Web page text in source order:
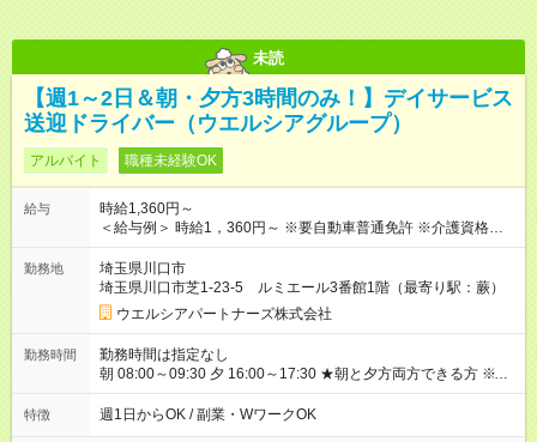
未読
【週1～2日＆朝・夕方3時間のみ！】デイサービス
送迎ドライバー（ウエルシアグループ）
アルバイト 職種未経験OK
給与
時給1,360円～
＜給与例＞ 時給1，360円～ ※要自動車普通免許 ※介護資格不問
〇固定残業なし （残業代別途全額支給） ※交通費の支給はあり
ません。 【試用期間】試用期間なし
勤務地
埼玉県川口市
埼玉県川口市芝1-23-5 ルミエール3番館1階（最寄り駅：蕨）
ウエルシアパートナーズ株式会社
勤務時間
勤務時間は指定なし
朝 08:00～09:30 夕 16:00～17:30 ★朝と夕方両方できる方 ※交
通事情などにより、 時間は多少前後します。 -------------------------
---- 月～土曜の中、週1～2日 ※土曜、祝日働ける方 ※朝夕どちら
特徴 週1日からOK / 副業・WワークOK